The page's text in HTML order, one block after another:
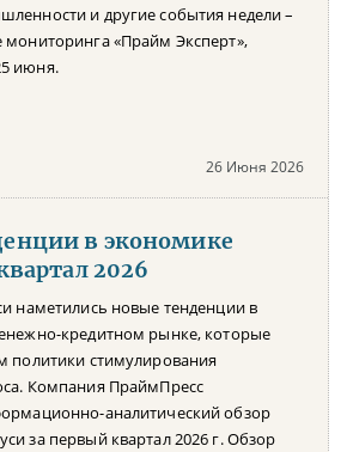
и другие события недели –
мониторинга «Прайм Эксперт»,
июня.
26 Июня 2026
в экономике
2026
наметились новые тенденции в
кредитном рынке, которые
политики стимулирования
Компания ПраймПресс
аналитический обзор
за первый квартал 2026 г. Обзор